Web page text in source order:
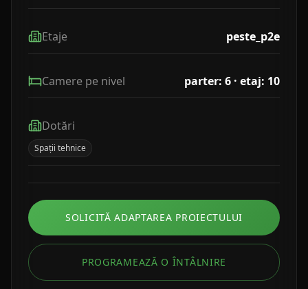
Etaje peste_p2e
Camere pe nivel parter: 6 · etaj: 10
Dotări
Spații tehnice
SOLICITĂ ADAPTAREA PROIECTULUI
PROGRAMEAZĂ O ÎNTÂLNIRE